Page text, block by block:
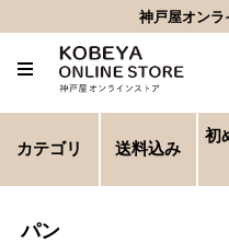
神戸屋オンラ
カテゴリ 送料込み
初
パン